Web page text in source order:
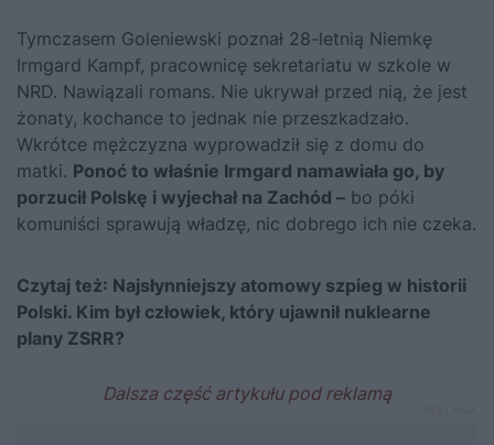
Tymczasem Goleniewski poznał 28-letnią Niemkę
Irmgard Kampf, pracownicę sekretariatu w szkole w
NRD. Nawiązali romans. Nie ukrywał przed nią, że jest
żonaty, kochance to jednak nie przeszkadzało.
Wkrótce mężczyzna wyprowadził się z domu do
matki. Ponoć to właśnie Irmgard namawiała go, by
porzucił Polskę i wyjechał na Zachód – bo póki
komuniści sprawują władzę, nic dobrego ich nie czeka.
Czytaj też: Najsłynniejszy atomowy szpieg w historii
Polski. Kim był człowiek, który ujawnił nuklearne
plany ZSRR?